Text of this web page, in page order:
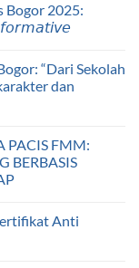
Bogor 2025:
“Dari Sekolah
dan
PACIS FMM:
BERBASIS
Anti